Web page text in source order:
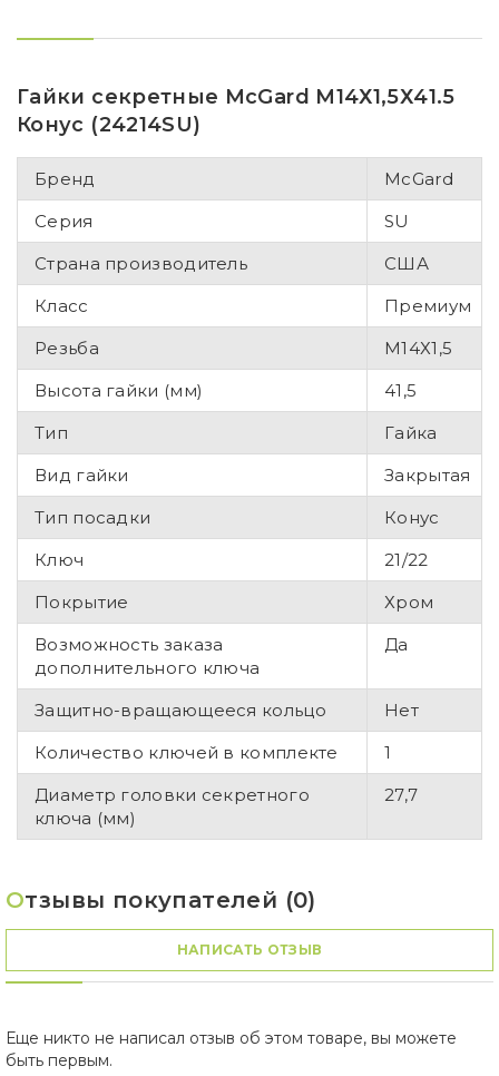
Гайки секретные McGard М14Х1,5Х41.5
Конус (24214SU)
Бренд
McGard
Серия
SU
Страна производитель
США
Класс
Премиум
Резьба
М14Х1,5
Высота гайки (мм)
41,5
Тип
Гайка
Вид гайки
Закрытая
Тип посадки
Конус
Ключ
21/22
Покрытие
Хром
Возможность заказа
дополнительного ключа
Да
Защитно-вращающееся кольцо
Нет
Количество ключей в комплекте
1
Диаметр головки секретного
ключа (мм)
27,7
Отзывы покупателей (0)
НАПИСАТЬ ОТЗЫВ
Еще никто не написал отзыв об этом товаре, вы можете
быть первым.